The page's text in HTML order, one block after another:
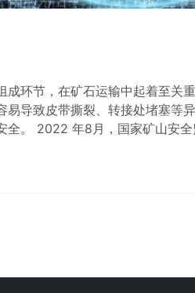
环节，在矿石运输中起着至关
导致皮带撕裂、转接处堵塞等
。 2022 年8月，国家矿山安全
建设工程。而矿石运输安全已成